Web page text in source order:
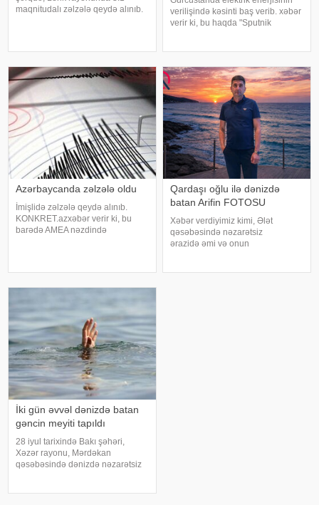
maqnitudalı zəlzələ qeydə alınıb.
də qeydə alınan yeraltı təkanların
ocağ
verilişində kəsinti baş verib. xəbər
verir ki, bu haqda "Sputnik
kəsilməsidir
Azərbaycanda zəlzələ oldu
İmişlidə zəlzələ qeydə alınıb.
KONKRET.azxəbər verir ki, bu
barədə AMEA nəzdində
olunub ki, 21:53-də qeydə alınan
yeraltı təkanın maqnitudas
Qardaşı oğlu ilə dənizdə
batan Arifin FOTOSU
Xəbər verdiyimiz kimi, Ələt
qəsəbəsində nəzarətsiz
ərazidə əmi və onun
İki gün əvvəl dənizdə batan
gəncin meyiti tapıldı
28 iyul tarixində Bakı şəhəri,
Xəzər rayonu, Mərdəkan
qəsəbəsində dənizdə nəzarətsiz